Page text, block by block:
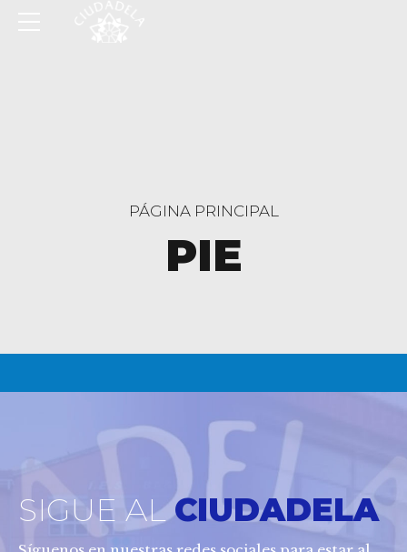
PÁGINA PRINCIPAL
PIE
SIGUE ALCIUDADELA